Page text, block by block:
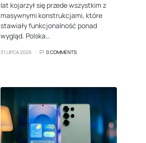
lat kojarzył się przede wszystkim z
masywnymi konstrukcjami, które
stawiały funkcjonalność ponad
wygląd. Polska…
31 LIPCA 2026 0 COMMENTS